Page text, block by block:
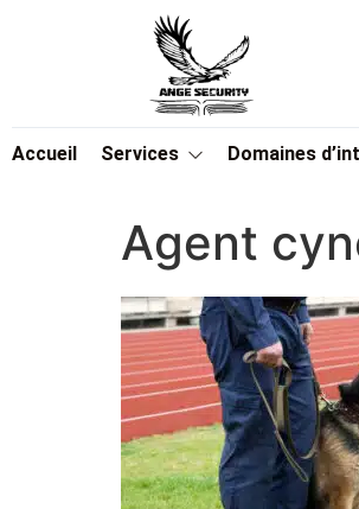
Accueil Services Domaines
Agent